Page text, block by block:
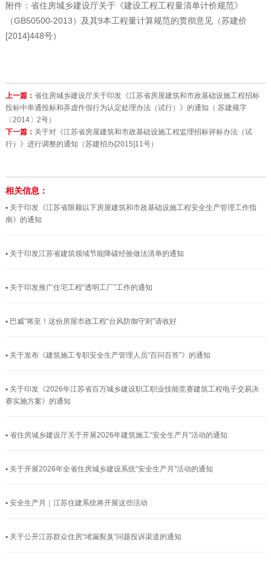
附件： 省住房城乡建设厅关于《建设工程工程量清单计价规范》
（GB50500-2013）及其9本工程量计算规范的贯彻意见（苏建价
[2014]448号）
上一篇： 省住房城乡建设厅关于印发《江苏省房屋建筑和市政基础设施工程招标
投标中串通投标和弄虚作假行为认定处理办法（试行）》的通知（ 苏建规字
〔2014〕2号）
下一篇： 关于对《江苏省房屋建筑和市政基础设施工程监理招标评标办法（试
行）》进行调整的通知（苏建招办[2015]11号）
相关信息：
▪ 关于印发《江苏省限额以下房屋建筑和市政基础设施工程安全生产管理工作指
南》的通知
▪ 关于印发江苏省建筑领域节能降碳经验做法清单的通知
▪ 关于印发推广住宅工程“透明工厂”工作的通知
▪ 巴威”将至！这份房屋市政工程“台风防御守则”请收好
▪ 关于发布《建筑施工专职安全生产管理人员“百问百答”》的通知
▪ 关于印发《2026年江苏省百万城乡建设职工职业技能竞赛建筑工程电子交易决
赛实施方案》的通知
▪ 省住房城乡建设厅关于开展2026年建筑施工“安全生产月”活动的通知
▪ 关于开展2026年全省住房城乡建设系统“安全生产月”活动的通知
▪ 安全生产月｜江苏住建系统将开展这些活动
▪ 关于公开江苏群众住房“堵漏裂臭”问题投诉渠道的通知